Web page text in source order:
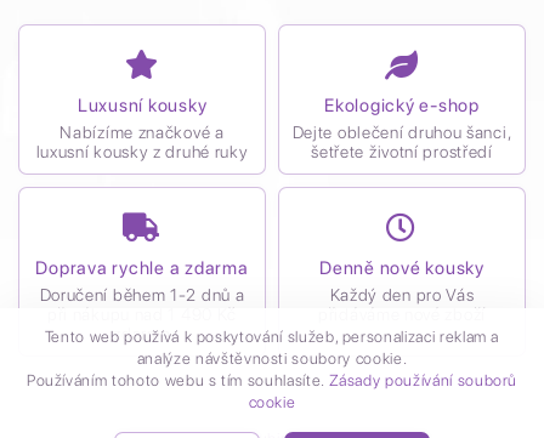
Luxusní kousky
Nabízíme značkové a
luxusní kousky z druhé ruky
Ekologický e-shop
Dejte oblečení druhou šanci,
šetřete životní prostředí
Doprava rychle a zdarma
Doručení během 1-2 dnů a
při nákupu nad 1 490 Kč
zdarma
Denně nové kousky
Každý den pro Vás
přidáváme nové zboží
Tento web používá k poskytování služeb, personalizaci reklam a
analýze návštěvnosti soubory cookie.
Používáním tohoto webu s tím souhlasíte. Zásady používání souborů
cookie